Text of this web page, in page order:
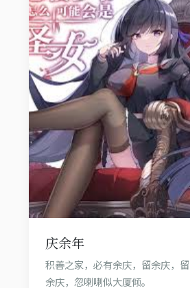
庆余年
积善之家，必有余庆，留余庆，留
余庆，忽喇喇似大厦倾。